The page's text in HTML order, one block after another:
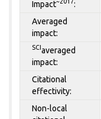
Impact :
Averaged
impact:
SCI averaged
impact:
Citational
effectivity:
Non-local